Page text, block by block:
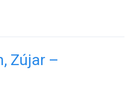
Zújar –